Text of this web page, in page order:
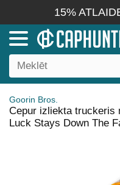
15%
Goorin Bros.
Cepur izliekta truckeris
Luck Stays Down The